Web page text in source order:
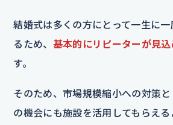
結婚式は多くの方にとって一生に
るため、 基本的にリピーターが見
す。
そのため、市場規模縮小への対策
の機会にも施設を活用してもらえ